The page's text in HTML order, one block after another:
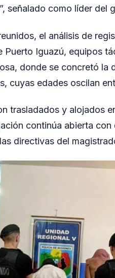
señalado como líder del
el análisis de
Puerto Iguazú, equipos
donde se concretó
cuyas edades oscilan
trasladados y alojados
continúa abierta
directivas del